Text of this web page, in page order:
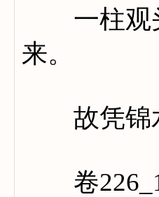
一柱观头
来。
故凭锦水
卷